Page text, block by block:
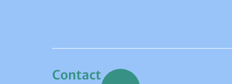
Contact